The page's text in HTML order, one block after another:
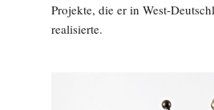
Projekte, die er in West-
realisierte.